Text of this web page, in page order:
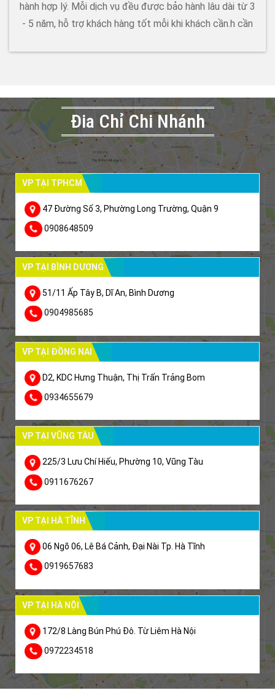
hành hợp lý. Mỗi dịch vụ đều được bảo hành lâu dài từ 3
- 5 năm, hỗ trợ khách hàng tốt mỗi khi khách cần.h cần
Đia Chỉ Chi Nhánh
VP TẠI TPHCM
47 Đường Số 3, Phường Long Trường, Quận 9
0908648509
VP TẠI BÌNH DƯƠNG
51/11 Ấp Tây B, Dĩ An, Bình Dương
0904985685
VP TẠI ĐỒNG NAI
D2, KDC Hưng Thuận, Thị Trấn Trảng Bom
0934655679
VP TẠI VŨNG TÀU
225/3 Lưu Chí Hiếu, Phường 10, Vũng Tàu
0911676267
VP TẠI HÀ TĨNH
06 Ngõ 06, Lê Bá Cảnh, Đại Nài Tp. Hà Tĩnh
0919657683
VP TẠI HÀ NỘI
172/8 Làng Bún Phú Đô. Từ Liêm Hà Nội
0972234518